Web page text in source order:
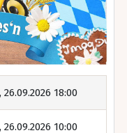
26.09.2026 18:00
26.09.2026 10:00